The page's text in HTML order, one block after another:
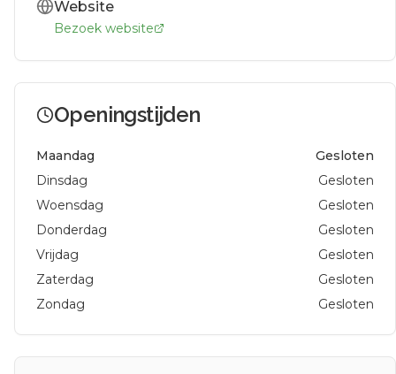
Website
Bezoek website
Openingstijden
Maandag
Gesloten
Dinsdag
Gesloten
Woensdag
Gesloten
Donderdag
Gesloten
Vrijdag
Gesloten
Zaterdag
Gesloten
Zondag
Gesloten